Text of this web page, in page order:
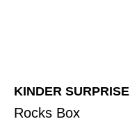
KINDER SURPRISE
Rocks Box